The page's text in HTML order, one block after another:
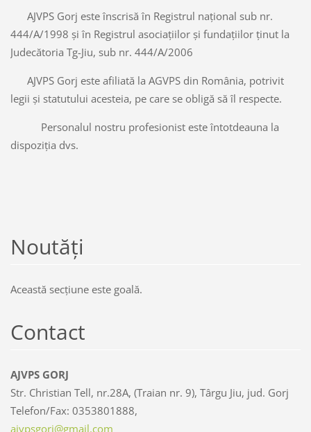
AJVPS Gorj este înscrisă în Registrul național sub nr.
444/A/1998 și în Registrul asociațiilor și fundațiilor ținut la
Judecătoria Tg-Jiu, sub nr. 444/A/2006
AJVPS Gorj este afiliată la AGVPS din România, potrivit
legii și statutului acesteia, pe care se obligă să îl respecte.
Personalul nostru profesionist este întotdeauna la
dispoziţia dvs.
Noutăţi
Această secţiune este goală.
Contact
AJVPS GORJ
Str. Christian Tell, nr.28A, (Traian nr. 9), Târgu Jiu, jud. Gorj
Telefon/Fax: 0353801888,
ajvpsgorj@gmail.com